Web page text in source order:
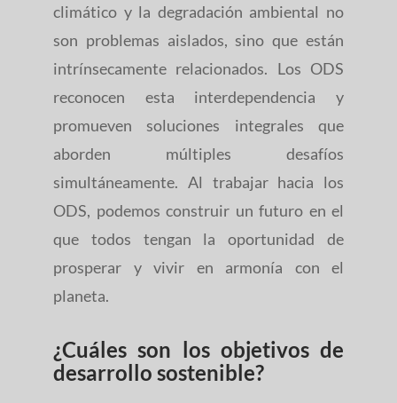
climático y la degradación ambiental no
son problemas aislados, sino que están
intrínsecamente relacionados. Los ODS
reconocen esta interdependencia y
promueven soluciones integrales que
aborden múltiples desafíos
simultáneamente. Al trabajar hacia los
ODS, podemos construir un futuro en el
que todos tengan la oportunidad de
prosperar y vivir en armonía con el
planeta.
¿Cuáles son los objetivos de
desarrollo sostenible?